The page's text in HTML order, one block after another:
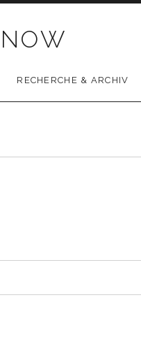
RECHERCHE & ARCHIV